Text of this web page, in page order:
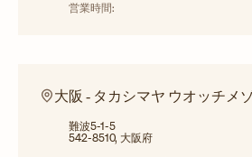
営業時間:
大阪 ‐ タカシマヤ ウオッチメ
難波5-1-5
542-8510, 大阪府